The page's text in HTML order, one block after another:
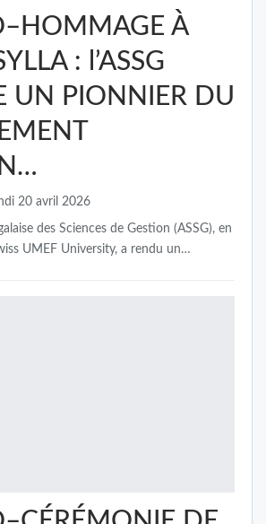
À
: l’ASSG
UN PIONNIER DU
20 avril 2026
des Sciences de Gestion (ASSG), en
UMEF University, a rendu un…